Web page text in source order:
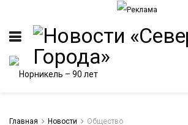
Главная Новости Общество